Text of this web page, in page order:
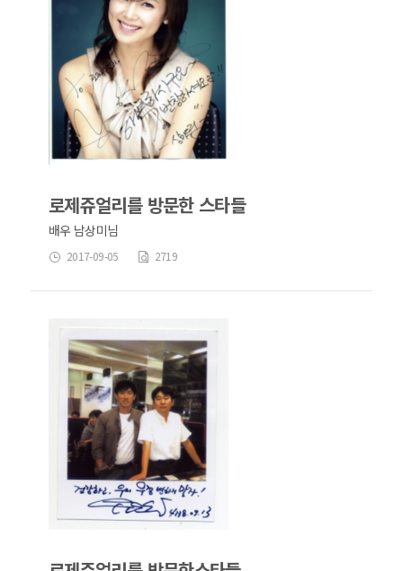
로제쥬얼리를 방문한 스타들
배우 남상미님
2017-09-05 2719